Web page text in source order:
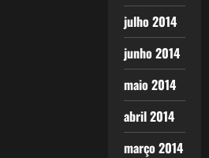
julho 2014
junho 2014
maio 2014
abril 2014
março 2014